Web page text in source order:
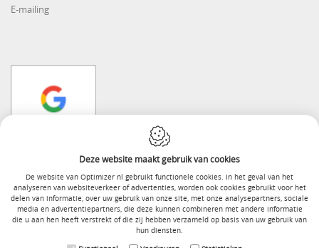
E-mailing
Webdesign by IDcreation 2018
Algemene voorwaarden
Cookie Policy
Deze website maakt gebruik van cookies
De website van Optimizer nl gebruikt functionele cookies. In het geval van het
analyseren van websiteverkeer of advertenties, worden ook cookies gebruikt voor het
delen van informatie, over uw gebruik van onze site, met onze analysepartners, sociale
media en advertentiepartners, die deze kunnen combineren met andere informatie
die u aan hen heeft verstrekt of die zij hebben verzameld op basis van uw gebruik van
hun diensten.